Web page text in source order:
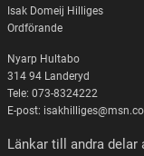
Isak Domeij Hilliges
Ordförande
Nyarp Hultabo
314 94 Landeryd
Tele: 073-8324222
E-post:
Länkar till andra delar